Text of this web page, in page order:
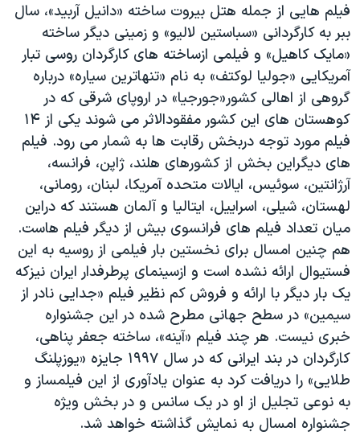
فیلم هایی از جمله هتل بیروت ساخته «دانیل آربید»، سال
ببر به کارگردانی «سباستین لالیو» و زمینی دیگر ساخته
«مایک کاهیل» و فیلمی ازساخته های کارگردان روسی تبار
آمریکایی «جولیا لوکتف» به نام «تنهاترین سیاره» درباره
گروهی از اهالی کشور«جورجیا» در اروپای شرقی که در
کوهستان های این کشور مفقودالاثر می شوند یکی از ١۴
فیلم مورد توجه دربخش رقابت ها به شمار می رود. فیلم
های دیگراین بخش از کشورهای هلند، ژاپن، فرانسه،
آرژانتین، سوئیس، ایالات متحده آمریکا، لبنان، رومانی،
لهستان، شیلی، اسراییل، ایتالیا و آلمان هستند که دراین
میان تعداد فیلم های فرانسوی بیش از دیگر فیلم هاست.
هم چنین امسال برای نخستین بار فیلمی از روسیه به این
فستیوال ارائه نشده است و ازسینمای پرطرفدار ایران نیزکه
یک بار دیگر با ارائه و فروش کم نظیر فیلم «جدایی نادر از
سیمین» در سطح جهانی مطرح شده در این جشنواره
خبری نیست. هر چند فیلم «آینه»، ساخته جعفر پناهی،
کارگردان در بند ایرانی که در سال ١٩٩٧ جایزه «یوزپلنگ
طلایی» را دریافت کرد به عنوان یادآوری از این فیلمساز و
به نوعی تجلیل از او در یک سانس و در بخش ویژه
جشنواره امسال به نمایش گذاشته خواهد شد.